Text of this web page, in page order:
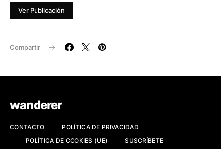
Ver Publicación
Compartir
wanderer
CONTACTO
POLÍTICA DE PRIVACIDAD
POLÍTICA DE COOKIES (UE)
SUSCRÍBETE